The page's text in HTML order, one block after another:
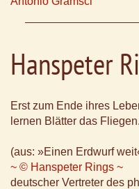
Hanspeter
Erst zum Ende ihres
lernen Blätter das Fliegen.
(aus: »Einen Erdwurf
~ © Hanspeter Rings ~
deutscher Vertreter des